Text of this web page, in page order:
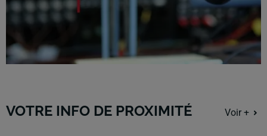
VOTRE INFO DE PROXIMITÉ Voir +